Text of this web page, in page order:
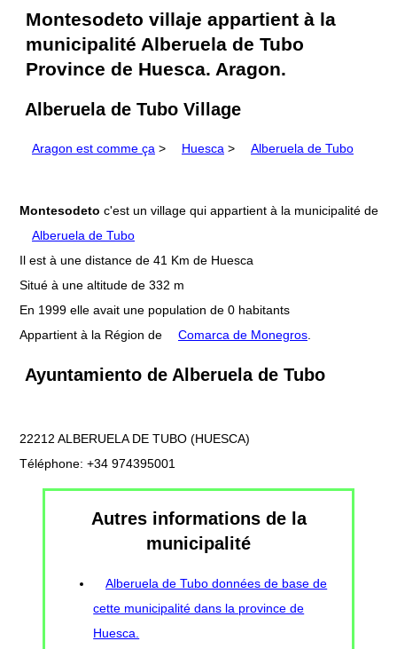
Montesodeto villaje appartient à la
municipalité Alberuela de Tubo
Province de Huesca. Aragon.
Alberuela de Tubo Village
Aragon est comme ça > Huesca > Alberuela de Tubo
Montesodeto c'est un village qui appartient à la municipalité de
Alberuela de Tubo
Il est à une distance de 41 Km de Huesca
Situé à une altitude de 332 m
En 1999 elle avait une population de 0 habitants
Appartient à la Région de
Comarca de Monegros
Ayuntamiento de Alberuela de Tubo
22212 ALBERUELA DE TUBO (HUESCA)
Téléphone: +34 974395001
Autres informations de la
municipalité
Alberuela de Tubo données de base de
cette municipalité dans la province de
Huesca.